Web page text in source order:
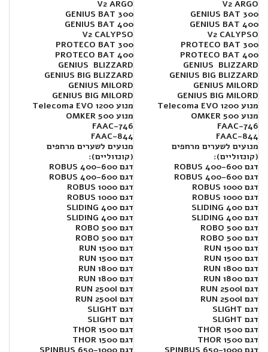
V2 ARGO
GENIUS BAT 300
GENIUS BAT 400
V2 CALYPSO
PROTECO BAT 300
PROTECO BAT 400
GENIUS BLIZZARD
GENIUS BIG BLIZZARD
GENIUS MILORD
GENIUS BIG MILORD
מנוע Telecoma EVO 1200
מנוע OMKER 500
FAAC-746
FAAC-844
מנועים לשערים מרחפים
(קונזוליים):
דגם 400-600 ROBUS
דגם 400-600 ROBUS
דגם 1000 ROBUS
דגם 1000 ROBUS
דגם SLIDING 400
דגם SLIDING 400
דגם ROBO 500
דגם ROBO 500
דגם RUN 1500
דגם RUN 1500
דגם RUN 1800
דגם RUN 1800
דגם RUN 2500I
דגם RUN 2500I
דגם SLIGHT
דגם SLIGHT
דגם THOR 1500
דגם THOR 1500
V2 ARGO
GENIUS BAT 300
GENIUS BAT 400
V2 CALYPSO
PROTECO BAT 300
PROTECO BAT 400
GENIUS BLIZZARD
GENIUS BIG BLIZZARD
GENIUS MILORD
GENIUS BIG MILORD
מנוע Telecoma EVO 1200
מנוע OMKER 500
FAAC-746
FAAC-844
מנועים לשערים מרחפים
(קונזוליים):
דגם 400-600 ROBUS
דגם 400-600 ROBUS
דגם 1000 ROBUS
דגם 1000 ROBUS
דגם SLIDING 400
דגם SLIDING 400
דגם ROBO 500
דגם ROBO 500
דגם RUN 1500
דגם RUN 1500
דגם RUN 1800
דגם RUN 1800
דגם RUN 2500I
דגם RUN 2500I
דגם SLIGHT
דגם SLIGHT
דגם THOR 1500
דגם THOR 1500